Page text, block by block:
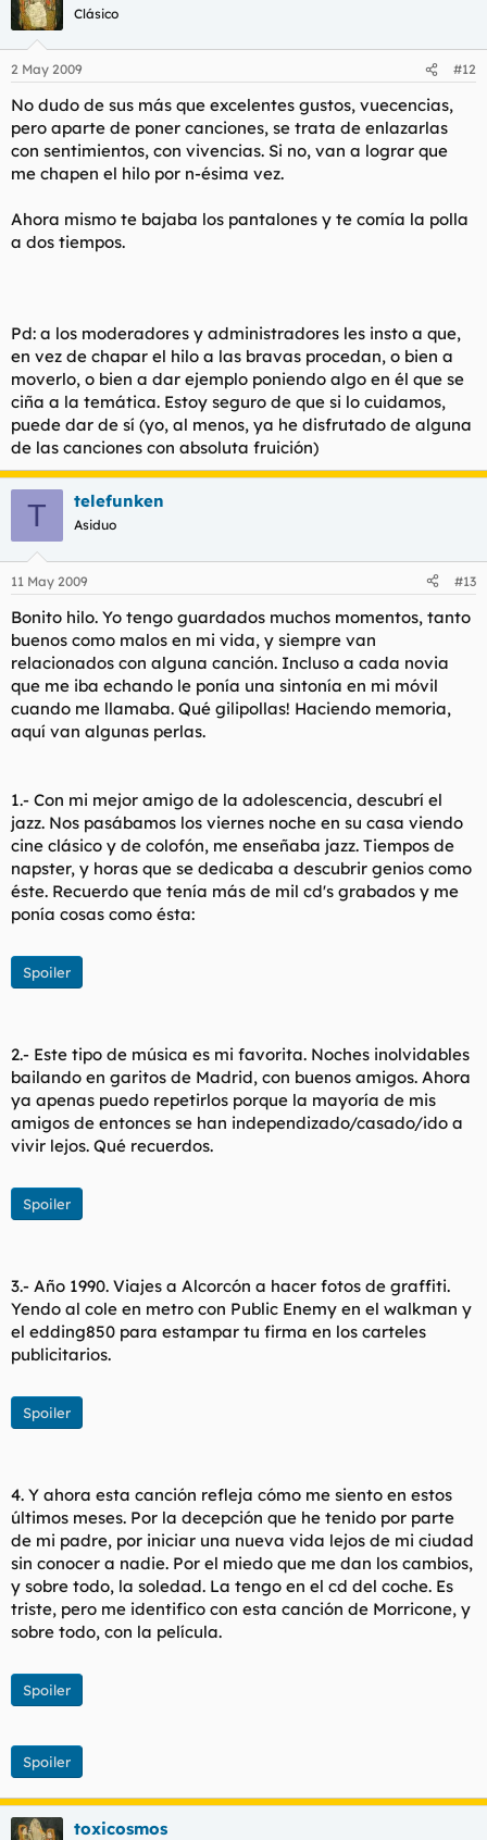
Clásico
2 May 2009 #12
No dudo de sus más que excelentes gustos, vuecencias,
pero aparte de poner canciones, se trata de enlazarlas
con sentimientos, con vivencias. Si no, van a lograr que
me chapen el hilo por n-ésima vez.
Ahora mismo te bajaba los pantalones y te comía la polla
a dos tiempos.
Pd: a los moderadores y administradores les insto a que,
en vez de chapar el hilo a las bravas procedan, o bien a
moverlo, o bien a dar ejemplo poniendo algo en él que se
ciña a la temática. Estoy seguro de que si lo cuidamos,
puede dar de sí (yo, al menos, ya he disfrutado de alguna
de las canciones con absoluta fruición)
T telefunken
Asiduo
11 May 2009 #13
Bonito hilo. Yo tengo guardados muchos momentos, tanto
buenos como malos en mi vida, y siempre van
relacionados con alguna canción. Incluso a cada novia
que me iba echando le ponía una sintonía en mi móvil
cuando me llamaba. Qué gilipollas! Haciendo memoria,
aquí van algunas perlas.
1.- Con mi mejor amigo de la adolescencia, descubrí el
jazz. Nos pasábamos los viernes noche en su casa viendo
cine clásico y de colofón, me enseñaba jazz. Tiempos de
napster, y horas que se dedicaba a descubrir genios como
éste. Recuerdo que tenía más de mil cd's grabados y me
ponía cosas como ésta:
Spoiler
2.- Este tipo de música es mi favorita. Noches inolvidables
bailando en garitos de Madrid, con buenos amigos. Ahora
ya apenas puedo repetirlos porque la mayoría de mis
amigos de entonces se han independizado/casado/ido a
vivir lejos. Qué recuerdos.
Spoiler
3.- Año 1990. Viajes a Alcorcón a hacer fotos de graffiti.
Yendo al cole en metro con Public Enemy en el walkman y
el edding850 para estampar tu firma en los carteles
publicitarios.
Spoiler
4. Y ahora esta canción refleja cómo me siento en estos
últimos meses. Por la decepción que he tenido por parte
de mi padre, por iniciar una nueva vida lejos de mi ciudad
sin conocer a nadie. Por el miedo que me dan los cambios,
y sobre todo, la soledad. La tengo en el cd del coche. Es
triste, pero me identifico con esta canción de Morricone, y
sobre todo, con la película.
Spoiler
Spoiler
toxicosmos